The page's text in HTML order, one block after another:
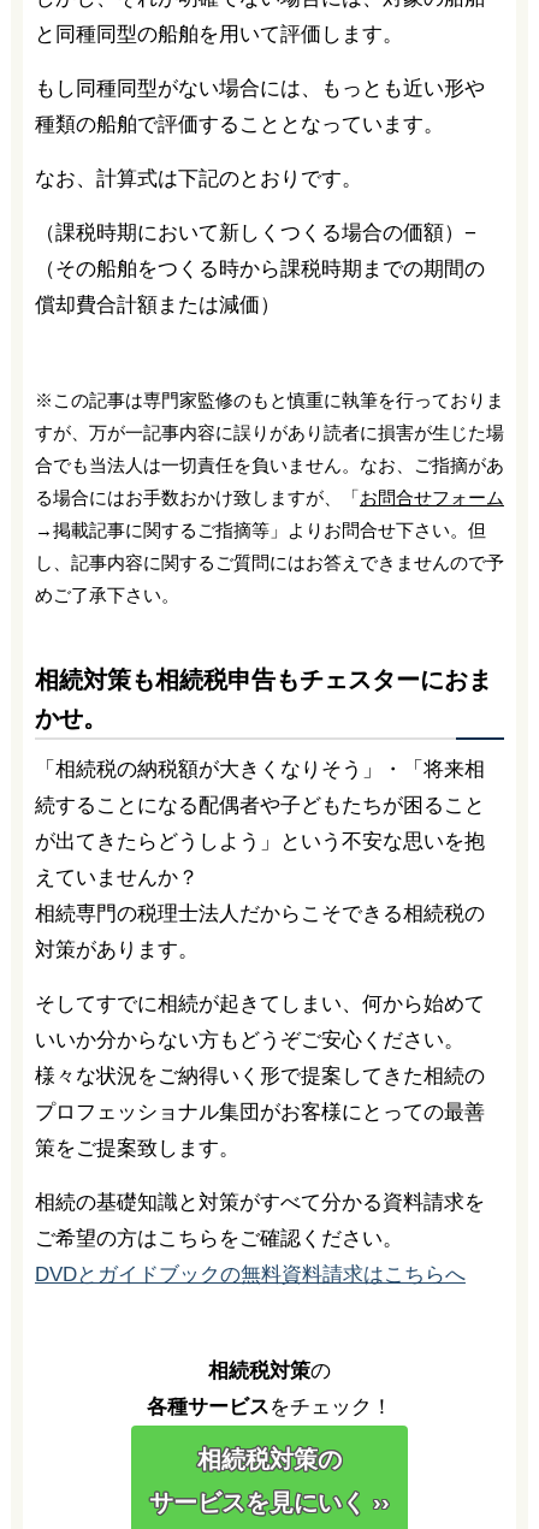
と同種同型の船舶を用いて評価します。
もし同種同型がない場合には、もっとも近い形や
種類の船舶で評価することとなっています。
なお、計算式は下記のとおりです。
（課税時期において新しくつくる場合の価額）−
（その船舶をつくる時から課税時期までの期間の
償却費合計額または減価）
※この記事は専門家監修のもと慎重に執筆を行っておりま
すが、万が一記事内容に誤りがあり読者に損害が生じた場
合でも当法人は一切責任を負いません。なお、ご指摘があ
る場合にはお手数おかけ致しますが、「お問合せフォーム
→掲載記事に関するご指摘等」よりお問合せ下さい。但
し、記事内容に関するご質問にはお答えできませんので予
めご了承下さい。
相続対策も相続税申告もチェスターにおま
かせ。
「相続税の納税額が大きくなりそう」・「将来相
続することになる配偶者や子どもたちが困ること
が出てきたらどうしよう」という不安な思いを抱
えていませんか？
相続専門の税理士法人だからこそできる相続税の
対策があります。
そしてすでに相続が起きてしまい、何から始めて
いいか分からない方もどうぞご安心ください。
様々な状況をご納得いく形で提案してきた相続の
プロフェッショナル集団がお客様にとっての最善
策をご提案致します。
相続の基礎知識と対策がすべて分かる資料請求を
ご希望の方はこちらをご確認ください。
DVDとガイドブックの無料資料請求はこちらへ
相続税対策の
各種サービスをチェック！
相続税対策の
サービスを見にいく ››